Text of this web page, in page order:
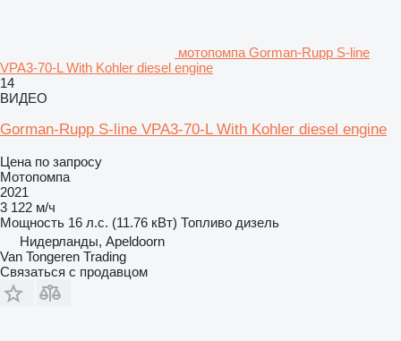
мотопомпа Gorman-Rupp S-line
VPA3-70-L With Kohler diesel engine
14
ВИДЕО
Gorman-Rupp S-line VPA3-70-L With Kohler diesel engine
Цена по запросу
Мотопомпа
2021
3 122 м/ч
Мощность 16 л.с. (11.76 кВт) Топливо дизель
Нидерланды, Apeldoorn
Van Tongeren Trading
Связаться с продавцом